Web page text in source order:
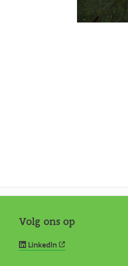
Volg ons op
LinkedIn